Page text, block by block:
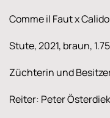
Comme il Faut x
Stute, 2021, braun,
Züchterin und
Reiter: Peter